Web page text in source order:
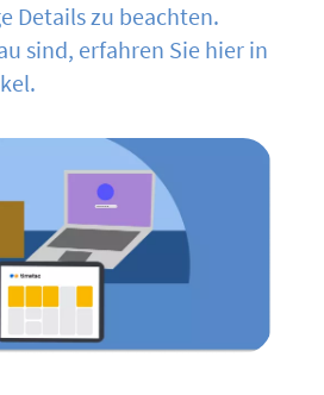
Details zu beachten.
sind, erfahren Sie hier in